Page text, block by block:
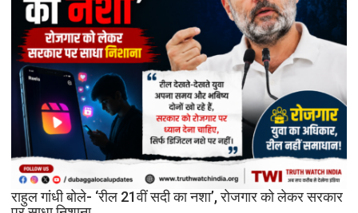
सकती
है
सरकार:
रिकमेंडेशन
सिस्टम
और
पेड
प्रमोशन
से
जवाब
राहुल गांधी बोले- ‘रील 21वीं सदी का नशा’, रोजगार को लेकर सरकार